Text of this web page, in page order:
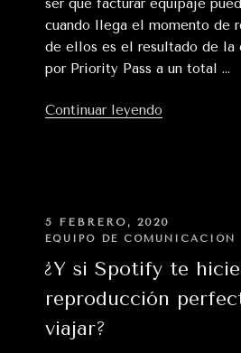
ser que facturar equipaje
cuando llega el momento de
de ellos es el resultado de la
por Priority Pass a un total …
Continuar leyendo
estresa
en
el
es
PUBLICADO
EN
5 FEBRERO, 2020
EQUIPO DE COMUNICACIÓN
¿Y si Spotify te
reproducción
viajar?